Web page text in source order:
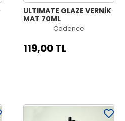
ULTIMATE GLAZE VERNİK
MAT 70ML
Cadence
119,00 TL